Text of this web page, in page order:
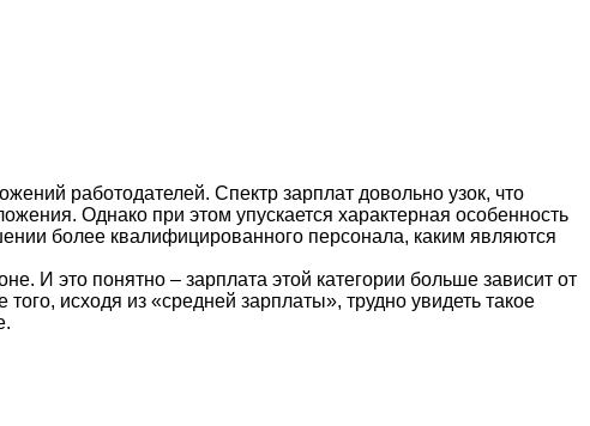
работодателей. Спектр зарплат довольно узок, что
Однако при этом упускается характерная особенность
более квалифицированного персонала, каким являются
И это понятно – зарплата этой категории больше зависит от
исходя из «средней зарплаты», трудно увидеть такое